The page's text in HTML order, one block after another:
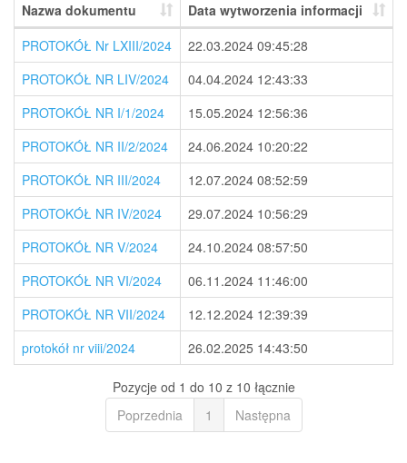
Nazwa dokumentu
Data wytworzenia informacji
PROTOKÓŁ Nr LXIII/2024
22.03.2024 09:45:28
PROTOKÓŁ NR LIV/2024
04.04.2024 12:43:33
PROTOKÓŁ NR I/1/2024
15.05.2024 12:56:36
PROTOKÓŁ NR II/2/2024
24.06.2024 10:20:22
PROTOKÓŁ NR III/2024
12.07.2024 08:52:59
PROTOKÓŁ NR IV/2024
29.07.2024 10:56:29
PROTOKÓŁ NR V/2024
24.10.2024 08:57:50
PROTOKÓŁ NR VI/2024
06.11.2024 11:46:00
PROTOKÓŁ NR VII/2024
12.12.2024 12:39:39
protokół nr viii/2024
26.02.2025 14:43:50
Pozycje od 1 do 10 z 10 łącznie
Poprzednia
1 Następna